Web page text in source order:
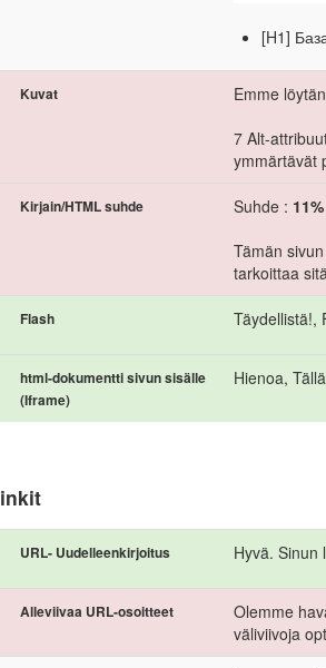
[H1]
Kuvat
Emme
7 Alt-
ymmärtävät
Kirjain/HTML suhde Suhde : 11%
Tämän
tarkoittaa
Flash Täydellistä!,
html-dokumentti sivun sisälle
(Iframe)
Hienoa,
URL- Uudelleenkirjoitus Hyvä. Sinun
Alleviivaa URL-osoitteet
Olemme
väliviivoja